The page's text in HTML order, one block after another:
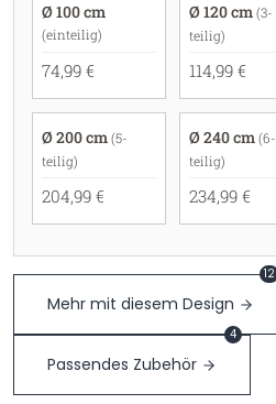
Ø 100 cm
(einteilig)
74,99 €
Ø 120 cm (3-
teilig)
114,99 €
Ø 200 cm (5-
teilig)
204,99 €
Ø 240 cm (6-
teilig)
234,99 €
Mehr mit diesem Design
12
Passendes Zubehör
4